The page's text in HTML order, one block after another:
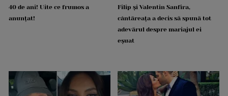
40 de ani! Uite ce frumos a
anunțat!
Filip și Valentin Sanfira,
cântăreața a decis să spună tot
adevărul despre mariajul ei
eșuat